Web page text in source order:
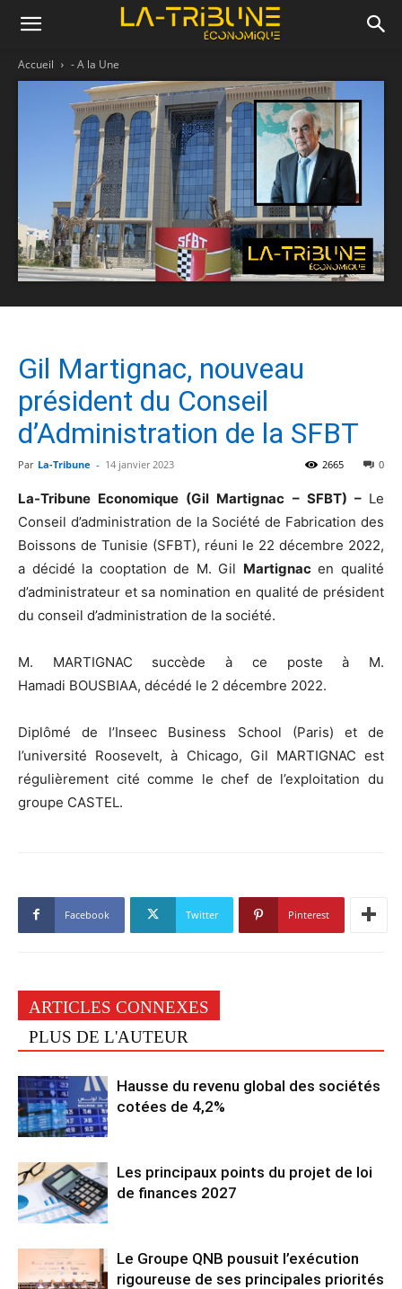
Accueil - A la Une
Gil Martignac, nouveau
président du Conseil
d’Administration de la SFBT
Par La-Tribune - 14 janvier 2023 0
2665
La-Tribune Economique (Gil Martignac – SFBT) – Le
Conseil d’administration de la Société de Fabrication des
Boissons de Tunisie (SFBT), réuni le 22 décembre 2022,
a décidé la cooptation de M. Gil Martignacen qualité
d’administrateur et sa nomination en qualité de président
du conseil d’administration de la société.
M. MARTIGNAC succède à ce poste à M.
Hamadi BOUSBIAA, décédé le 2 décembre 2022.
Diplômé de l’Inseec Business School (Paris) et de
l’université Roosevelt, à Chicago, Gil MARTIGNAC est
régulièrement cité comme le chef de l’exploitation du
groupe CASTEL.
Facebook Twitter Pinterest
ARTICLES CONNEXES
PLUS DE L'AUTEUR
Hausse du revenu global des sociétés
cotées de 4,2%
Les principaux points du projet de loi
de finances 2027
Le Groupe QNB pousuit l’exécution
rigoureuse de ses principales priorités